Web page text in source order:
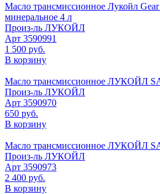
Масло трансмиссионное Лукойл
минеральное 4 л
Произ-ль ЛУКОЙЛ
Арт 3590991
1 500 руб.
В корзину
Масло трансмиссионное ЛУКОЙЛ
Произ-ль ЛУКОЙЛ
Арт 3590970
650 руб.
В корзину
Масло трансмиссионное ЛУКОЙЛ
Произ-ль ЛУКОЙЛ
Арт 3590973
2 400 руб.
В корзину